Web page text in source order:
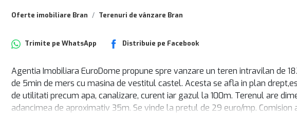
Oferte imobiliare Bran Terenuri de vânzare Bran
Trimite pe WhatsApp Distribuie pe Facebook
Agentia Imobiliara EuroDome propune spre vanzare un teren intravilan de
de 5min de mers cu masina de vestitul castel. Acesta se afla in plan
de utilitati precum apa, canalizare, curent iar gazul la 100m. Terenul are
adancimea de aproximativ 35m. Se vinde la pretul de 29 euro/mp. Comision